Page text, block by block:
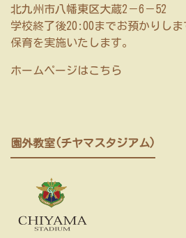
北九州市八幡東区大蔵2－6－52
学校終了後20:00までお預かりし
保育を実施いたします。
ホームページはこちら
園外教室(チヤマスタジアム)